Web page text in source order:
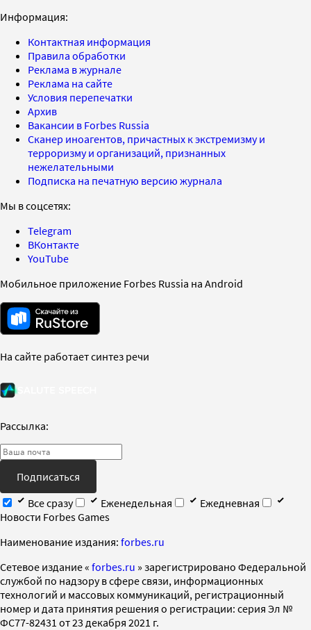
Информация:
Контактная информация
Правила обработки
Реклама в журнале
Реклама на сайте
Условия перепечатки
Архив
Вакансии в Forbes Russia
Сканер иноагентов, причастных к экстремизму и
терроризму и организаций, признанных
нежелательными
Подписка на печатную версию журнала
Мы в соцсетях:
Telegram
ВКонтакте
YouTube
Мобильное приложение Forbes Russia на Android
На сайте работает синтез речи
Рассылка:
Подписаться
Все сразу
Еженедельная
Ежедневная
Новости Forbes Games
Наименование издания: forbes.ru
Cетевое издание « forbes.ru » зарегистрировано Федеральной
службой по надзору в сфере связи, информационных
технологий и массовых коммуникаций, регистрационный
номер и дата принятия решения о регистрации: серия Эл №
ФС77-82431 от 23 декабря 2021 г.